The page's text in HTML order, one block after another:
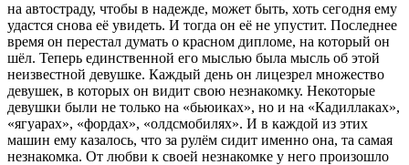
на автостраду, чтобы в надежде, может быть, хоть сегодня ему
удастся снова её увидеть. И тогда он её не упустит. Последнее
время он перестал думать о красном дипломе, на который он
шёл. Теперь единственной его мыслью была мысль об этой
неизвестной девушке. Каждый день он лицезрел множество
девушек, в которых он видит свою незнакомку. Некоторые
девушки были не только на «бьюиках», но и на «Кадиллаках»,
«ягуарах», «фордах», «олдсмобилях». И в каждой из этих
машин ему казалось, что за рулём сидит именно она, та самая
незнакомка. От любви к своей незнакомке у него произошло